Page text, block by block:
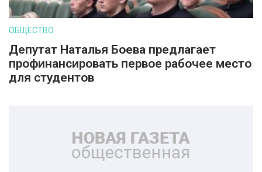
ОБЩЕСТВО
Депутат Наталья Боева предлагает
профинансировать первое рабочее место
для студентов